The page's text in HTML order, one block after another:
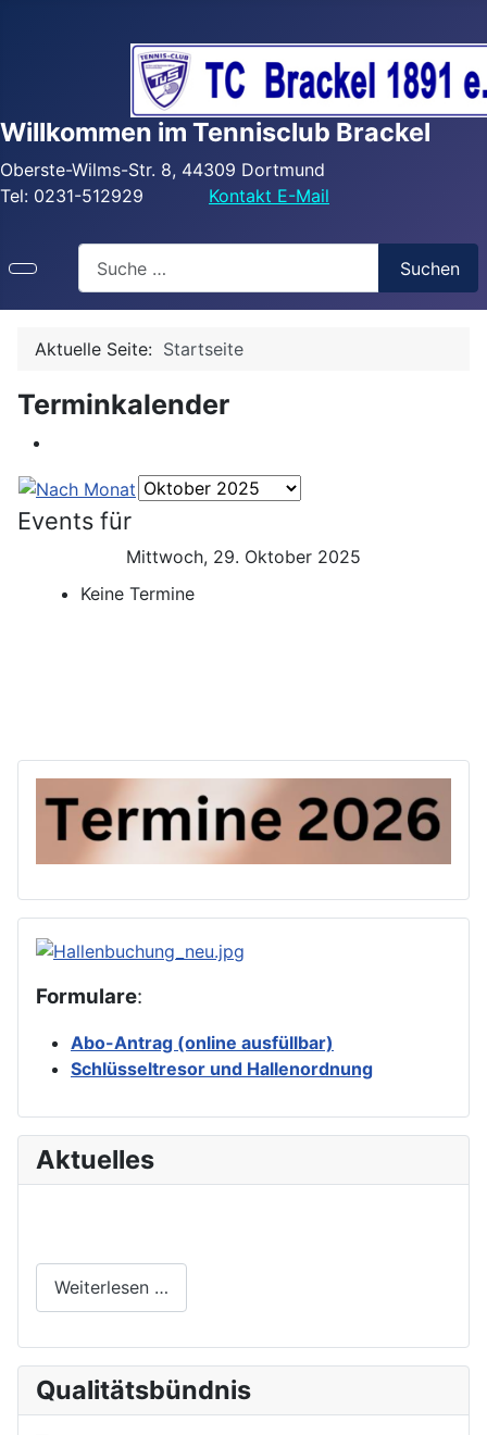
Willkommen im Tennisclub Brackel
Oberste-Wilms-Str. 8, 44309 Dortmund
Tel: 0231-512929
Kontakt E-Mail
Suchen
Aktuelle Seite: Startseite
Terminkalender
Events für
Mittwoch, 29. Oktober 2025
Keine Termine
Formulare:
Abo-Antrag (online ausfüllbar)
Schlüsseltresor und Hallenordnung
Aktuelles
Weiterlesen …
Qualitätsbündnis